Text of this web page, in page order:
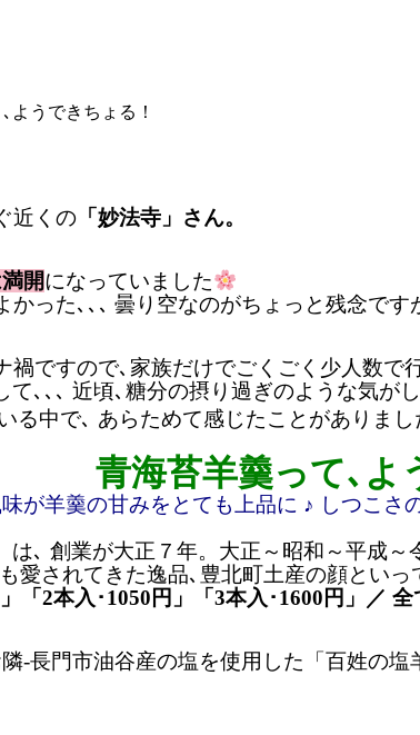
ようできちょる！
近くの 「妙法寺」さん。
開になっていました
かった､､､ 曇り空なのがちょっと残念です
ですので､家族だけでごくごく少人数
､､､ 近頃､糖分の摂り過ぎのような気が
る中で､ あらためて感じたことがありまし
青海苔羊羹って､よ
が羊羹の甘みをとても上品に ♪ しつこさ
､ 創業が大正７年。 大正～昭和～平成～
愛されてきた逸品､豊北町土産の顔とい
」「2本入･1050円」「3本入･1600円」／
-長門市油谷産の塩を使用した「百姓の